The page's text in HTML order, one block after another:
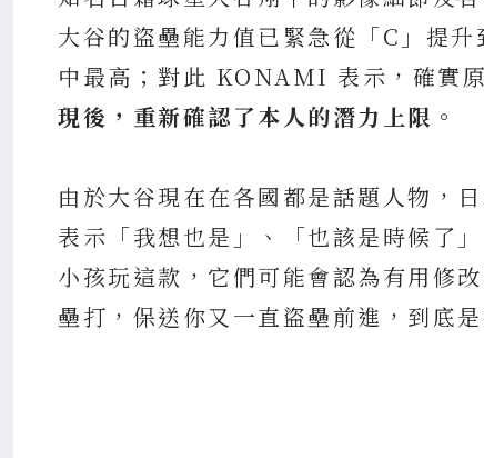
大谷的盜壘能力值已緊急從「C」提
中最高；對此 KONAMI 表示，確實
現後，重新確認了本人的潛力上限。
由於大谷現在在各國都是話題人物，
表示「我想也是」、「也該是時候了
小孩玩這款，它們可能會認為有用修
壘打，保送你又一直盜壘前進，到底是